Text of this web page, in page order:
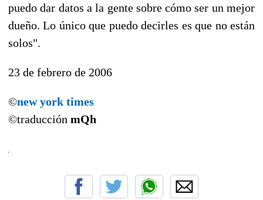
puedo dar datos a la gente sobre cómo ser un mejor
dueño. Lo único que puedo decirles es que no están
solos".
23 de febrero de 2006
©new york times
©traducción mQh